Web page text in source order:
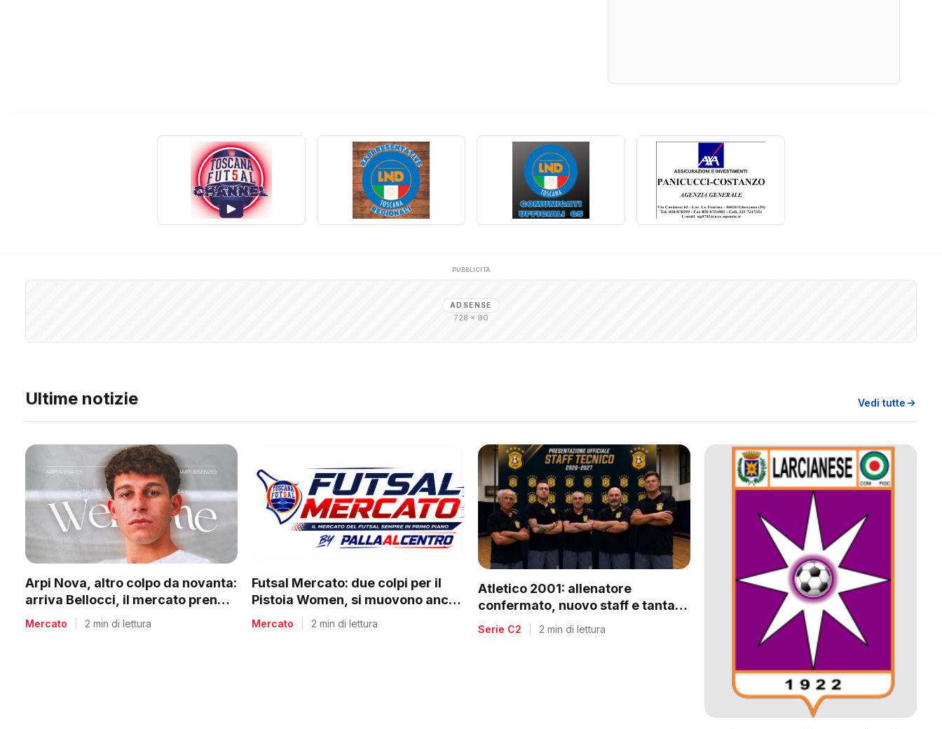
PUBBLICITÀ
ADSENSE
728 × 90
Ultime notizie Vedi tutte
Arpi Nova, altro colpo da novanta:
arriva Bellocci, il mercato prende
quota
Mercato 2 min di lettura
Futsal Mercato: due colpi per il
Pistoia Women, si muovono anche
tanti club del regionale
Mercato 2 min di lettura
Atletico 2001: allenatore
confermato, nuovo staff e tanta
voglia di riscatto dopo la
retrocessione
Serie C2 2 min di lettura